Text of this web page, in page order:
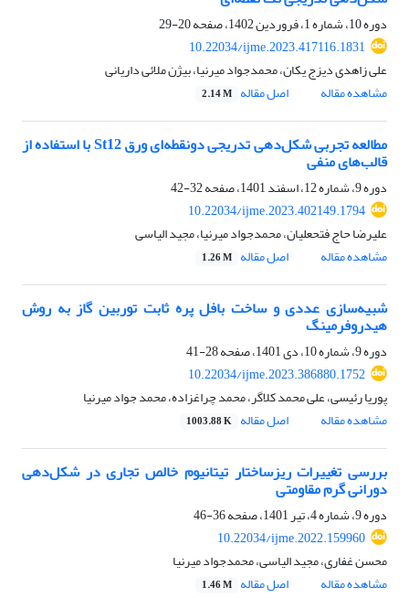
دوره 10، شماره 1، فروردین 1402، صفحه
20-29
10.22034/ijme.2023.417116.1831
علی زاهدی دیزج یکان، محمدجواد میرنیا، بیژن ملائی داریانی
مشاهده مقاله
اصل مقاله 2.14 M
مطالعه تجربی شکل‌دهی تدریجی دونقطه‌ای ورق St12 با استفاده از
قالب‌های منفی
دوره 9، شماره 12، اسفند 1401، صفحه
32-42
10.22034/ijme.2023.402149.1794
علیرضا حاج فتحعلیان، محمدجواد میرنیا، مجید الیاسی
مشاهده مقاله
اصل مقاله 1.26 M
شبیه‌سازی عددی و ساخت بافل پره ثابت توربین گاز به روش
هیدروفرمینگ
دوره 9، شماره 10، دی 1401، صفحه
28-41
10.22034/ijme.2023.386880.1752
پوریا رئیسی، علی محمد کلاگر، محمد چراغزاده، محمد جواد میرنیا
مشاهده مقاله
اصل مقاله 1003.88 K
بررسی تغییرات ریزساختار تیتانیوم خالص تجاری در شکل‌دهی
دورانی گرم مقاومتی
دوره 9، شماره 4، تیر 1401، صفحه
36-46
10.22034/ijme.2022.159960
محسن غفاری، مجید الیاسی، محمدجواد میرنیا
مشاهده مقاله
اصل مقاله 1.46 M